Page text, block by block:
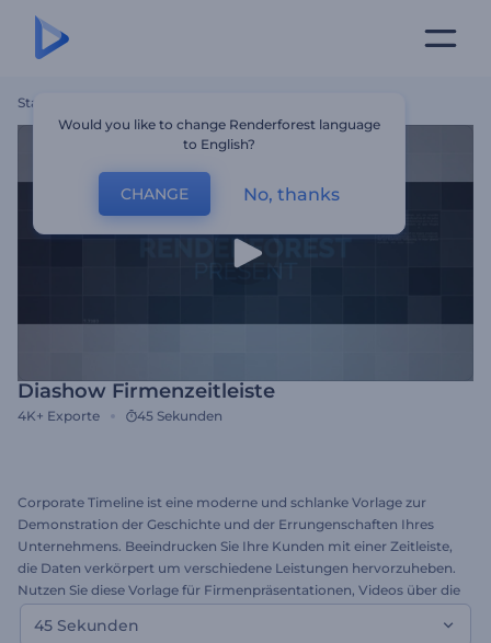
Startseite
Diashow Firmenzeitleiste
4K+ Exporte 45 Sekunden
Corporate Timeline ist eine moderne und schlanke Vorlage zur
Demonstration der Geschichte und der Errungenschaften Ihres
Unternehmens. Beeindrucken Sie Ihre Kunden mit einer Zeitleiste,
die Daten verkörpert um verschiedene Leistungen hervorzuheben.
Nutzen Sie diese Vorlage für Firmenpräsentationen, Videos über die
Firmengeschichte, minimale Zeit-Präsentationen und vieles mehr.
Entwerfen Sie Ihr eigenes Projekt mit dieser tollen animierten
45 Sekunden
Would you like to change Renderforest language
to English?
CHANGE No, thanks